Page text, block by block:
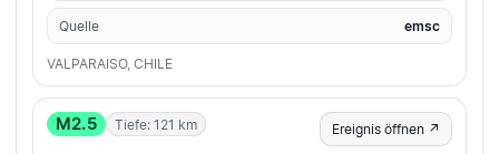
Quelle emsc
VALPARAISO, CHILE
M2.5 Tiefe: 121 km Ereignis öffnen ↗